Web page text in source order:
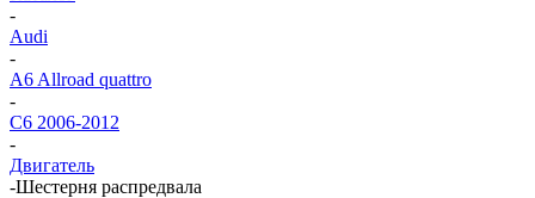
-
Audi
-
A6 Allroad quattro
-
C6 2006-2012
-
Двигатель
-Шестерня распредвала